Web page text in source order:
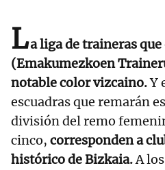
La liga de traineras
(Emakumezkoen
notable color vizcaino.Y
escuadras que remarán
división del remo
cinco, corresponden a
histórico de Bizkaia.A